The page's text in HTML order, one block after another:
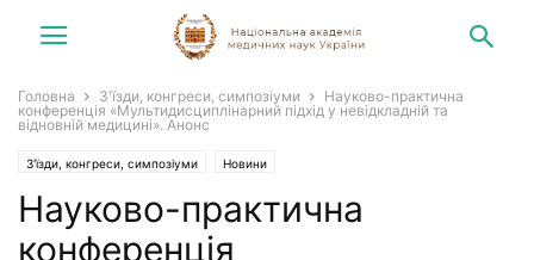
Головна З'їзди, конгреси, симпозіуми
Науково-практична
конференція «Мультидисциплінарний підхід у невідкладній та
відновній медицині». Анонс
З'їзди, конгреси, симпозіуми Новини
Науково-практична
конференція